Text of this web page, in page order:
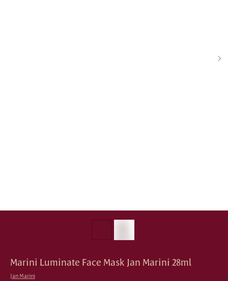
Marini Luminate Face Mask Jan Marini 28ml
Jan Marini